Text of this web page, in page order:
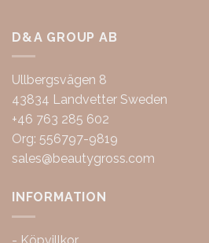
D&A GROUP AB
Ullbergsvägen 8
43834 Landvetter Sweden
+46 763 285 602
Org: 556797-9819
sales@beautygross.com
INFORMATION